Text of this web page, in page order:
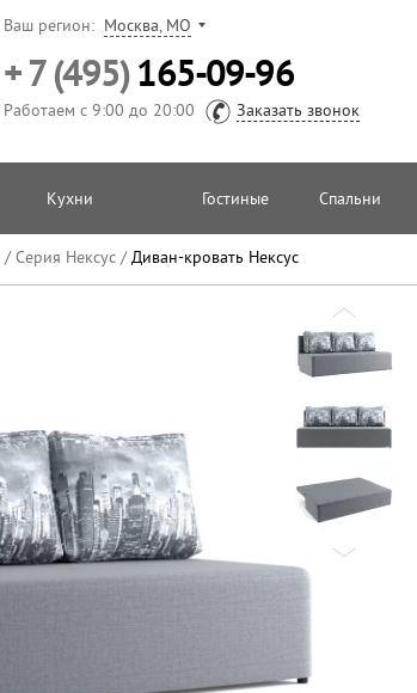
Ваш регион: Москва, МО
+ 7 (495)165-09-96
Работаем с 9:00 до 20:00 Заказать звонок
Кухни Гостиные Спальни
/Серия Нексус /Диван-кровать Нексус